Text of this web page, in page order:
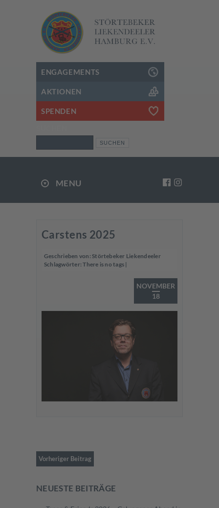
ENGAGEMENTS
AKTIONEN
SPENDEN
MENU
Carstens 2025
Geschrieben von: Störtebeker Liekendeeler
Schlagwörter:There is no tags |
NOVEMBER
18
Vorheriger Beitrag
NEUESTE BEITRÄGE